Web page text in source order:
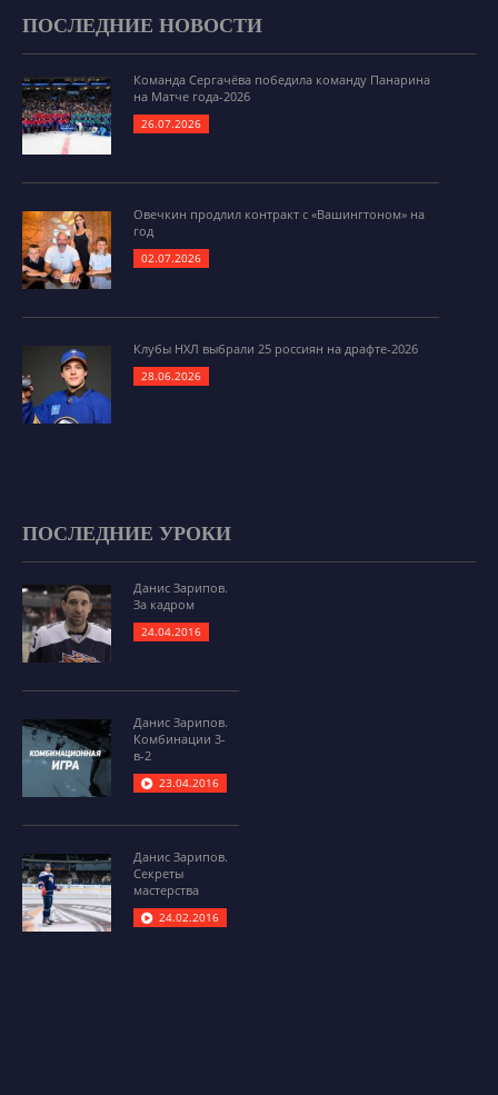
ПОСЛЕДНИЕ НОВОСТИ
Команда Сергачёва победила команду Панарина
на Матче года-2026
26.07.2026
Овечкин продлил контракт с «Вашингтоном» на
год
02.07.2026
Клубы НХЛ выбрали 25 россиян на драфте-2026
28.06.2026
ПОСЛЕДНИЕ УРОКИ
Данис Зарипов.
За кадром
24.04.2016
Данис Зарипов.
Комбинации 3-
в-2
23.04.2016
Данис Зарипов.
Секреты
мастерства
24.02.2016